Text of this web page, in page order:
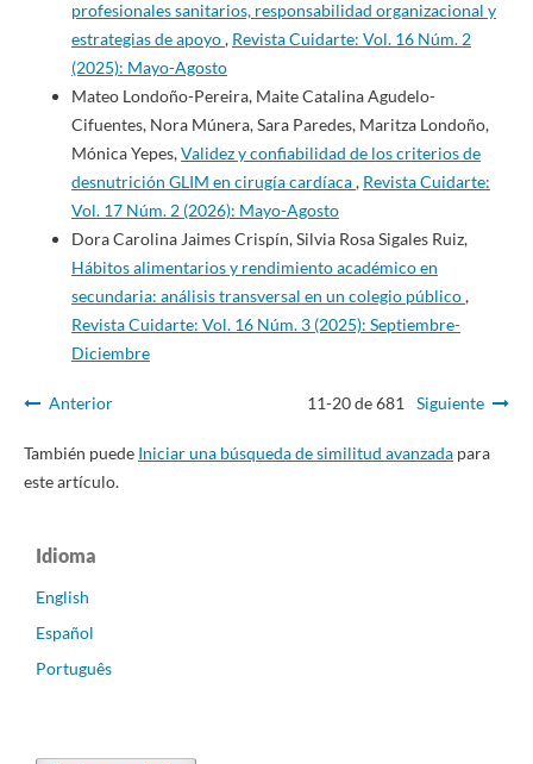
profesionales sanitarios, responsabilidad organizacional y
estrategias de apoyo, Revista Cuidarte: Vol. 16 Núm. 2
(2025): Mayo-Agosto
Mateo Londoño-Pereira, Maite Catalina Agudelo-
Cifuentes, Nora Múnera, Sara Paredes, Maritza Londoño,
Mónica Yepes,Validez y confiabilidad de los criterios de
desnutrición GLIM en cirugía cardíaca, Revista Cuidarte:
Vol. 17 Núm. 2 (2026): Mayo-Agosto
Dora Carolina Jaimes Crispín, Silvia Rosa Sigales Ruiz,
Hábitos alimentarios y rendimiento académico en
secundaria: análisis transversal en un colegio público,
Revista Cuidarte: Vol. 16 Núm. 3 (2025): Septiembre-
Diciembre
Anterior 11-20 de 681 Siguiente
También puede Iniciar una búsqueda de similitud avanzadapara
este artículo.
Idioma
English
Español
Português